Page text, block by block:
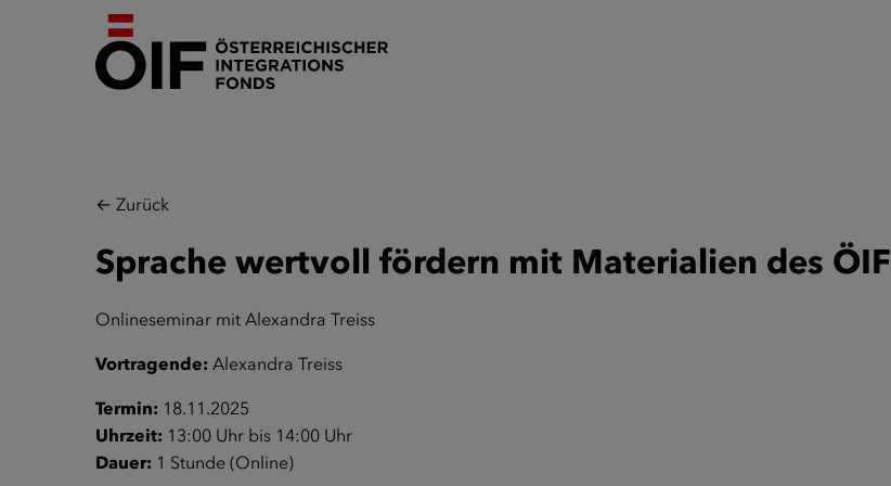
← Zurück
Sprache wertvoll fördern mit Materialien des ÖIF
Onlineseminar mit Alexandra Treiss
Vortragende: Alexandra Treiss
Termin: 18.11.2025
Uhrzeit: 13:00 Uhr bis 14:00 Uhr
Dauer: 1 Stunde (Online)